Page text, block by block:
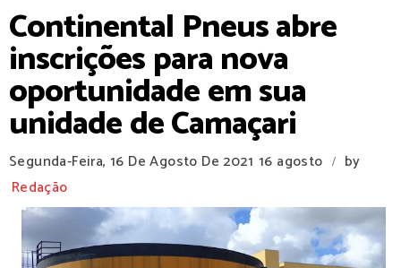
Continental Pneus abre
inscrições para nova
oportunidade em sua
unidade de Camaçari
Segunda-Feira, 16 De Agosto De 2021 16 agosto /
by
Redação